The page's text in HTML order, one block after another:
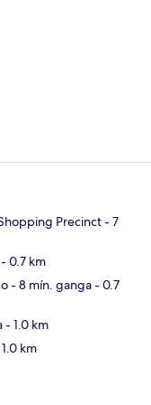
Precinct- 7
- 0.7 km
- 8 mín. ganga- 0.7
- 1.0 km
km